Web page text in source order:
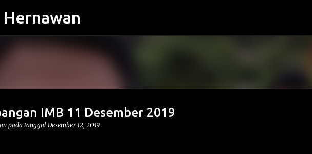
IMB 11 Desember 2019
pada tanggal Desember 12, 2019